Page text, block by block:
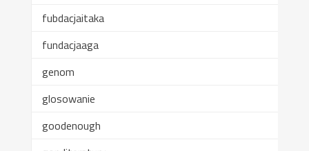
fubdacjaitaka
fundacjaaga
genom
glosowanie
goodenough